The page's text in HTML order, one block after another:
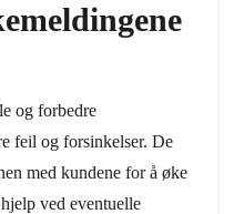
og forbedre
feil og forsinkelser. De
med kundene for å øke
ved eventuelle